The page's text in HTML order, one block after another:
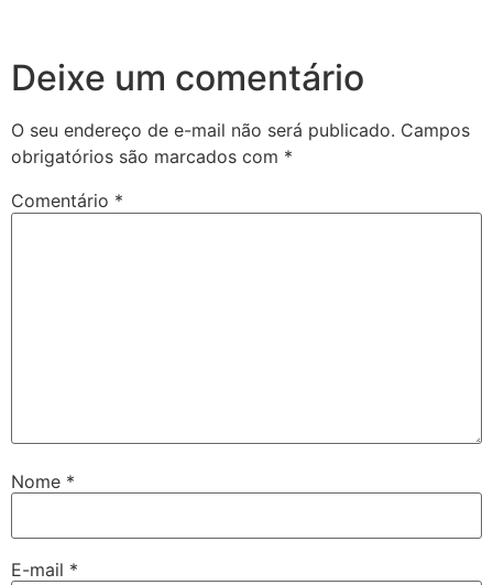
Deixe um comentário
O seu endereço de e-mail não será publicado. Campos
obrigatórios são marcados com *
Comentário *
Nome *
E-mail *